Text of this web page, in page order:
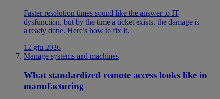
Faster resolution times sound like the answer to IT
dysfunction, but by the time a ticket exists, the damage is
already done. Here’s how to fix it.
12 giu 2026
Manage systems and machines
What standardized remote access looks like in
manufacturing